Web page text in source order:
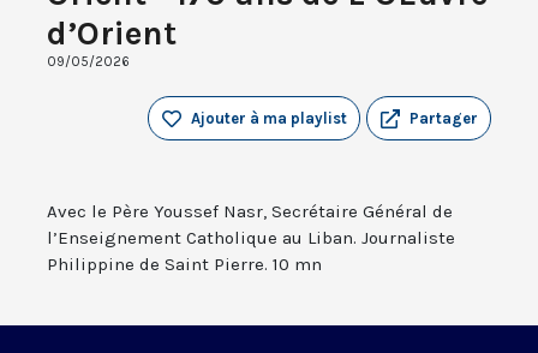
d’Orient
09/05/2026
Partager
Ajouter à ma playlist
Avec le Père Youssef Nasr, Secrétaire Général de
l’Enseignement Catholique au Liban. Journaliste
Philippine de Saint Pierre. 10 mn